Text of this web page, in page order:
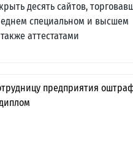
десять сайтов,
специальном и высшем
аттестатами